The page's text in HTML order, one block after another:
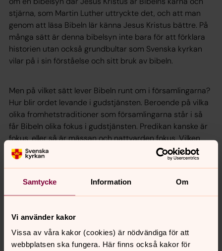
Samtycke Information Om
Vi använder kakor
Vissa av våra kakor (cookies) är nödvändiga för att
webbplatsen ska fungera. Här finns också kakor för
stjärna, som Martin Luther uttryckte det, och att man
genom att läsa Bibeln lär känna Jesus Kristus bättre. På
många sätt är denna bibelsyn inte bara för att förklara
historien utan också grundbultar som Svenska kyrkan
vilar på i sin förståelse och sitt bruk av bibeln.
Men på vilket sätt lever Bibeln runt om i församlingarna?
Hur blir ordet levande i gudstjänsten. Beroende på vilka
olika fromhetstraditioner som församlingarna står i så
får Bibeln olika fokus i gudstjänsten. Predikan kanske är
fokus, eller så är mässan och nattvarden fokus. Vilken
plats för bibelordet då?
MEDVERKANDE
Karin Tillberg, TD, teologisk sekreterare för Svenska
Kl. 13.00–14.30
Storkyrkosalen